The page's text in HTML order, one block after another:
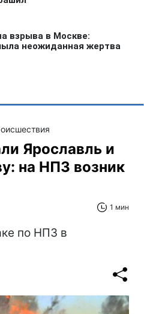
Ярославль и
на НПЗ возник
1 мин
по НПЗ в